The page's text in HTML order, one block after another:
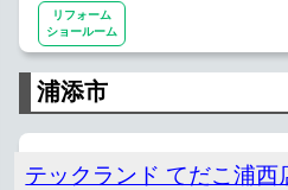
リフォーム
ショールーム
浦添市
テックランド てだこ浦西